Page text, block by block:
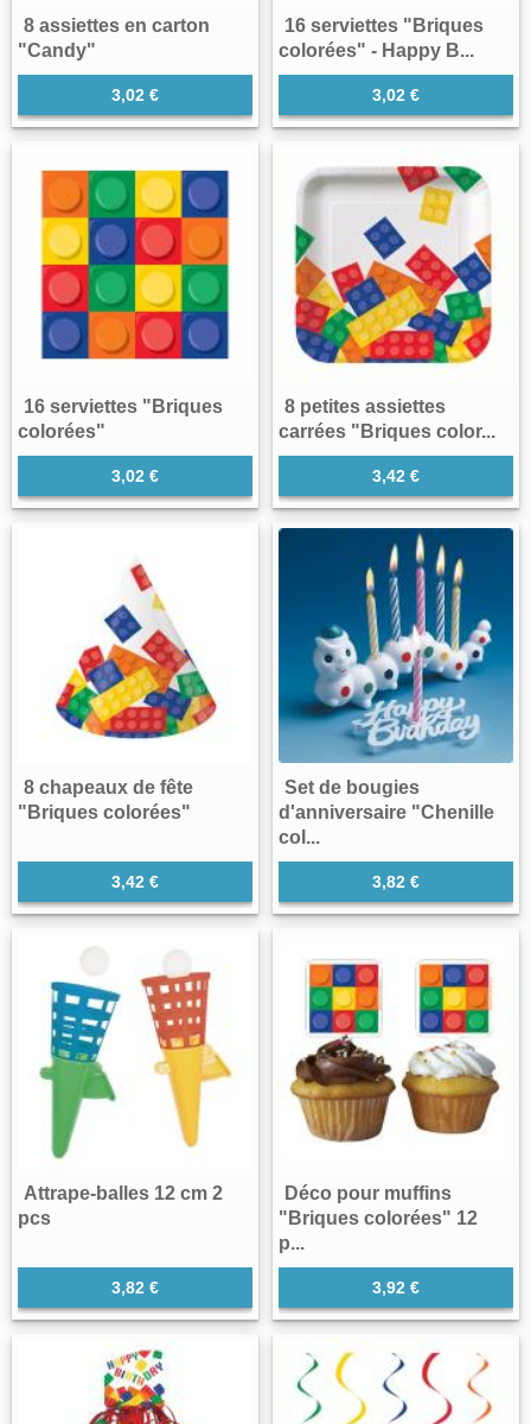
8 assiettes en carton
"Candy"
3,02 €
16 serviettes "Briques
colorées" - Happy B...
3,02 €
16 serviettes "Briques
colorées"
3,02 €
8 petites assiettes
carrées "Briques color...
3,42 €
8 chapeaux de fête
"Briques colorées"
3,42 €
Set de bougies
d'anniversaire "Chenille
col...
3,82 €
Attrape-balles 12 cm 2
pcs
3,82 €
Déco pour muffins
"Briques colorées" 12
p...
3,92 €